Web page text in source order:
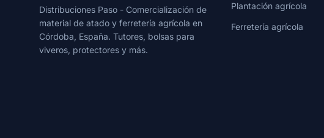
Distribuciones Paso - Comercialización de
material de atado y ferretería agrícola en
Córdoba, España. Tutores, bolsas para
viveros, protectores y más.
Plantación agrícola
Ferretería agrícola